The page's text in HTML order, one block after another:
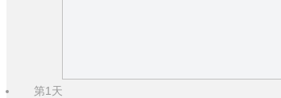
第1天